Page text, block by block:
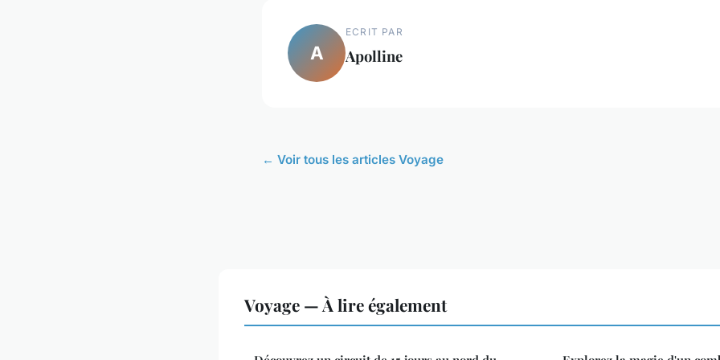
A
ECRIT PAR
Apolline
← Voir tous les articles Voyage
Voyage — À lire également